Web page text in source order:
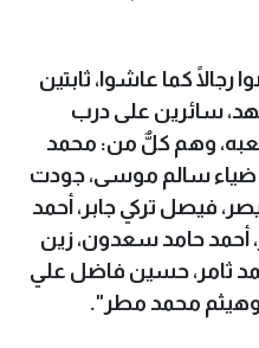
كما عاشوا، ثابتين
سائرين على درب
وهم كلٌّ من: محمد
ضياء سالم موسى، جودت
فيصل تركي جابر، أحمد
حامد سعدون، زين
ثامر، حسين فاضل علي
محمد مطر".